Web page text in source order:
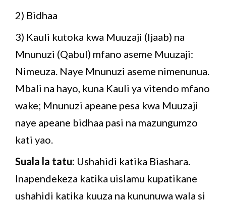
2) Bidhaa
3) Kauli kutoka kwa Muuzaji (Ijaab) na
Mnunuzi (Qabul) mfano aseme Muuzaji:
Nimeuza. Naye Mnunuzi aseme nimenunua.
Mbali na hayo, kuna Kauli ya vitendo mfano
wake; Mnunuzi apeane pesa kwa Muuzaji
naye apeane bidhaa pasi na mazungumzo
kati yao.
Suala la tatu: Ushahidi katika Biashara.
Inapendekeza katika uislamu kupatikane
ushahidi katika kuuza na kununuwa wala si